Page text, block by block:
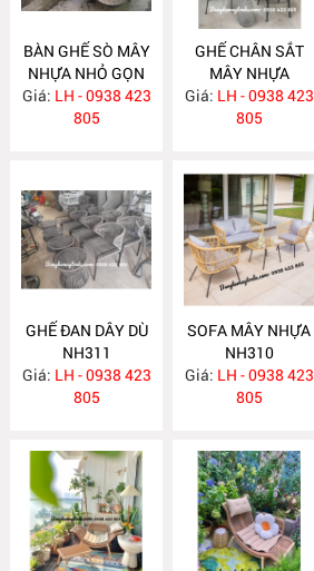
BÀN GHẾ SÒ MÂY
NHỰA NHỎ GỌN
NH314
Giá: LH - 0938 423
805
GHẾ CHÂN SẮT
MÂY NHỰA
NH313
Giá: LH - 0938 423
805
GHẾ ĐAN DÂY DÙ
NH311
Giá: LH - 0938 423
805
SOFA MÂY NHỰA
NH310
Giá: LH - 0938 423
805